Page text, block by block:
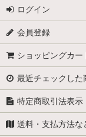
ログイン
会員登録
ショッピングカー
最近チェックした
特定商取引法表示
送料・支払方法な